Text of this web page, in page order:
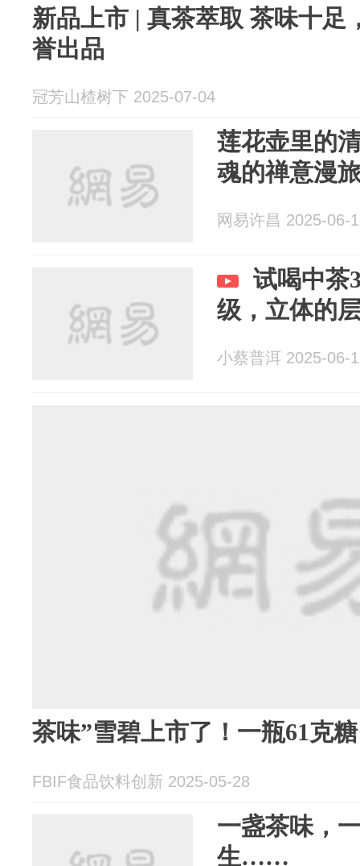
新品上市 | 真茶萃取 茶味十足
誉出品
冠芳山楂树下 2025-07-04
莲花壶里的
魂的禅意漫
网易许昌 2025-06-
试喝中茶
级，立体的
小蔡普洱 2025-06-
茶味”雪碧上市了！一瓶61克
FBIF食品饮料创新 2025-05-28
一盏茶味，
生……